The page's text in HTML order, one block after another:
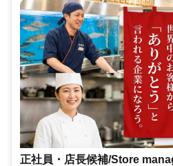
正社員・店長候補/Store